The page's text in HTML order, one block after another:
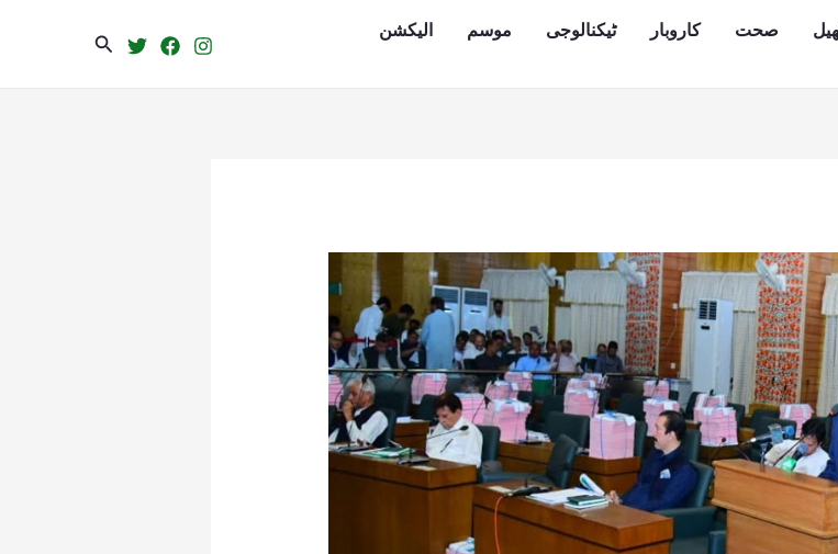
صحت کاروبار ٹیکنالوجی موسم
الیکشن
Search